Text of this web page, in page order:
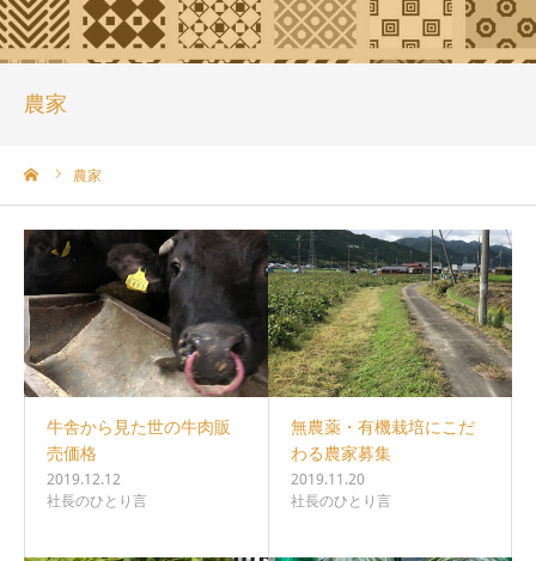
農家
農家
牛舎から見た世の牛肉販
売価格
2019.12.12
社長のひとり言
無農薬・有機栽培にこだ
わる農家募集
2019.11.20
社長のひとり言